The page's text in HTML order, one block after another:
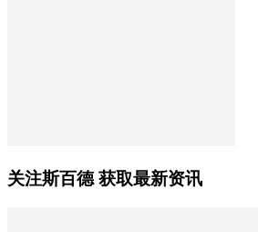
关注斯百德 获取最新资讯